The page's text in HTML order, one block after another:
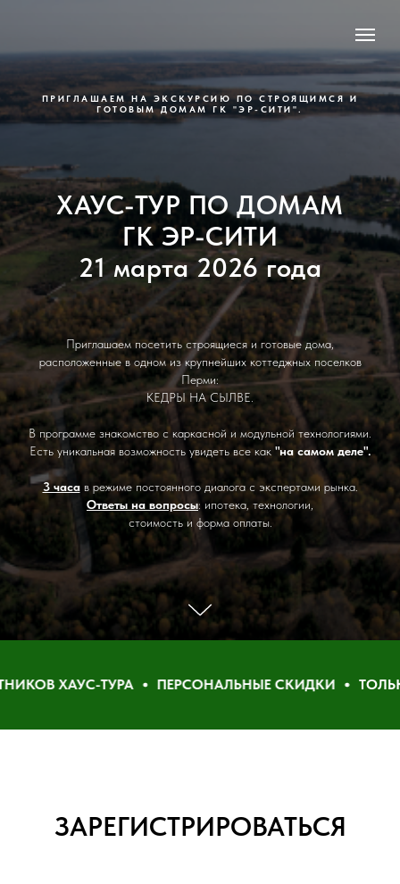
ПРИГЛАШАЕМ НА ЭКСКУРСИЮ ПО СТРОЯЩИМСЯ И
ГОТОВЫМ ДОМАМ ГК "ЭР-СИТИ".
ХАУС-ТУР ПО ДОМАМ
ГК ЭР-СИТИ
21 марта 2026 года
Приглашаем посетить строящиеся и готовые дома,
расположенные в одном из крупнейших коттеджных поселков
Перми:
КЕДРЫ НА СЫЛВЕ.
В программе знакомство с каркасной и модульной технологиями.
Есть уникальная возможность увидеть все как"на самом деле".
3 часав режиме постоянного диалога с экспертами рынка.
Ответы на вопросы: ипотека, технологии,
стоимость и форма оплаты.
ХАУС-ТУРА ПЕРСОНАЛЬНЫЕ СКИДКИ ТОЛЬКО
ЗАРЕГИСТРИРОВАТЬСЯ